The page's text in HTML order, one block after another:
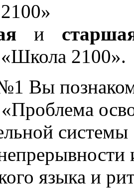
и
«Школа 2100».
Вы
«Проблема
языка и